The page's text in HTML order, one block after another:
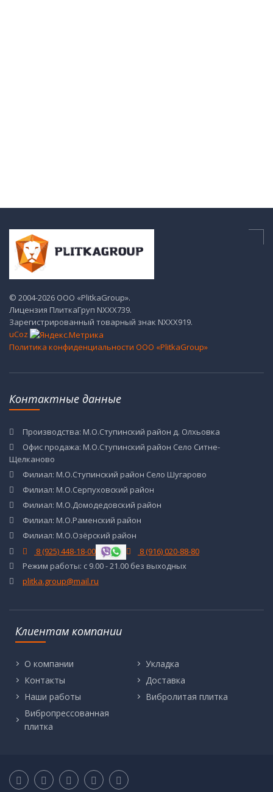
© 2004-2026 ООО «PlitkaGroup».
Лицензия ПлиткаГруп NХХХ739.
Зарегистрированный товарный знак NХХХ919.
uCoz
Политика конфиденциальности ООО «PlitkaGroup»
Контактные данные
Производства: М.О.Ступинский район д. Олхьовка
Офис продажа: М.О.Ступинский район Село Ситне-
Щелканово
Филиал: М.О.Ступинский район Село Шугарово
Филиал: М.О.Серпуховский район
Филиал: М.О.Домодедовский район
Филиал: М.О.Раменский район
Филиал: М.О.Озёрский район
8 (925) 448-18-00
8 (916) 020-88-80
Режим работы: с 9.00 - 21.00 без выходных
plitka.group@mail.ru
Клиентам компании
О компании
Укладка
Контакты
Доставка
Наши работы
Вибролитая плитка
Вибропрессованная
плитка